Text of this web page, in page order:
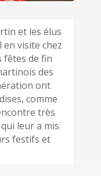
et les élus
visite chez
fêtes de fin
des
ont
comme
très
leur a mis
festifs et